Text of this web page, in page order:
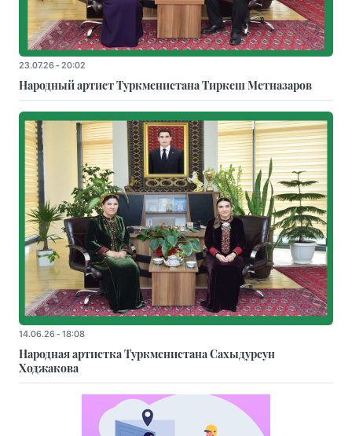
23.07.26 - 20:02
Народный артист Туркменистана Тиркеш Мeтназаров
14.06.26 - 18:08
Народная артистка Туркменистана Сахыдурсун
Ходжакова